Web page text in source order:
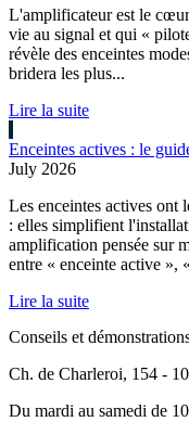
L'amplificateur est le
vie au signal et qui «
révèle des enceintes
bridera les plus...
Lire la suite
Enceintes actives : le
July 2026
Les enceintes actives ont
: elles simplifient
amplification pensée sur
entre « enceinte active »,
Lire la suite
Conseils et
Ch. de Charleroi, 154 -
Du mardi au samedi de